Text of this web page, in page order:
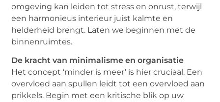
omgeving kan leiden tot stress en onrust, terwijl
een harmonieus interieur juist kalmte en
helderheid brengt. Laten we beginnen met de
binnenruimtes.
De kracht van minimalisme en organisatie
Het concept ‘minder is meer’ is hier cruciaal. Een
overvloed aan spullen leidt tot een overvloed aan
prikkels. Begin met een kritische blik op uw